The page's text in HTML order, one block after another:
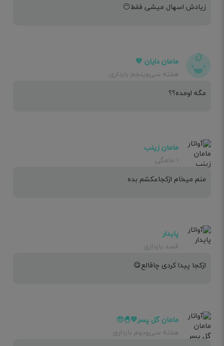
زیادش اسهال میشی فقط😶
مامان دایان 💙
هفته سی‌وپنجم بارداری
مگه اومده؟؟
مامان زینب
۱ ماهگی
منم میخام ازکجاعکشم بده
پایدار
قصد بارداری
ازکجا پیدا کردی چاقالع😋
مامان گل پسر💙🐣🥹
هفته سی‌ودوم بارداری